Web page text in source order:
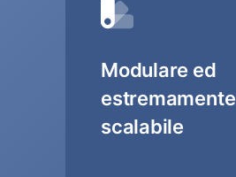
Modulare ed
estremamente
scalabile